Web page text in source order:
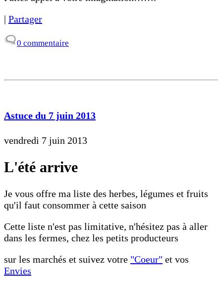
| Partager
0 commentaire
Astuce du 7 juin 2013
vendredi 7 juin 2013
L'été arrive
Je vous offre ma liste des herbes, légumes et fruits
qu'il faut consommer à cette saison
Cette liste n'est pas limitative, n'hésitez pas à aller
dans les fermes, chez les petits producteurs
sur les marchés et suivez votre "Coeur" et vos
Envies